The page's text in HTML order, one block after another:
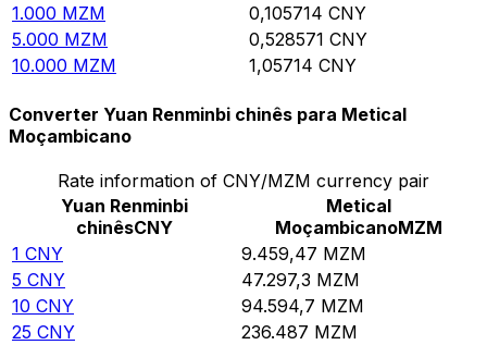
1.000 MZM 0,105714 CNY
5.000 MZM 0,528571 CNY
10.000 MZM 1,05714 CNY
Converter Yuan Renminbi chinês para Metical
Moçambicano
Rate information of CNY/MZM currency pair
Yuan Renminbi
chinêsCNY
Metical
MoçambicanoMZM
1 CNY 9.459,47 MZM
5 CNY 47.297,3 MZM
10 CNY 94.594,7 MZM
25 CNY 236.487 MZM